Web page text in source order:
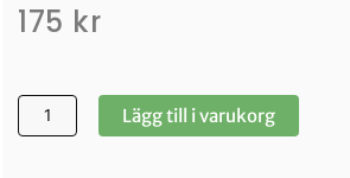
175 kr
Vision
Lägg till i varukorg